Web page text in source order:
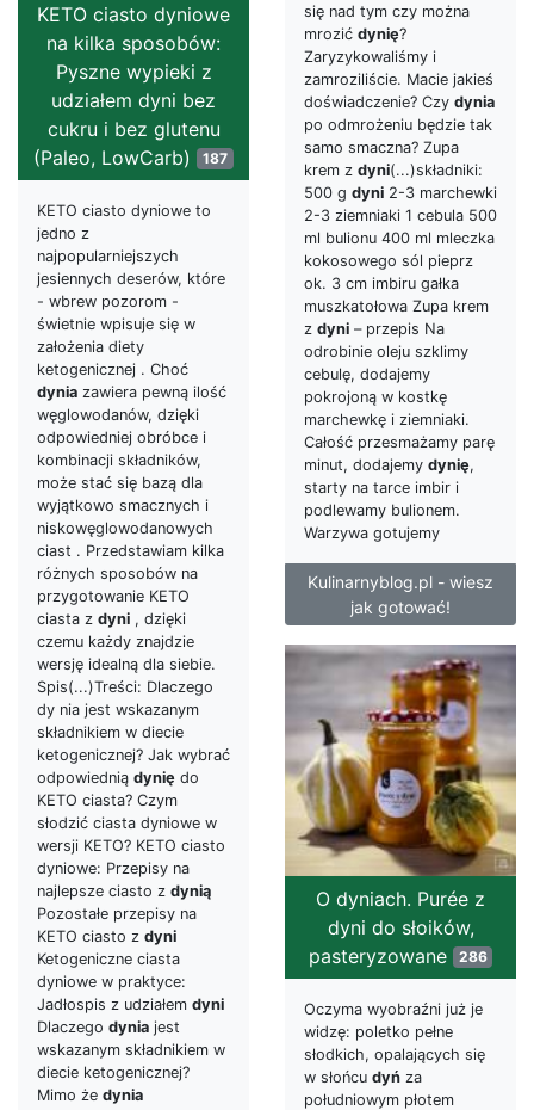
się nad tym czy można
mrozić dynię?
Zaryzykowaliśmy i
zamroziliście. Macie jakieś
doświadczenie? Czy dynia
po odmrożeniu będzie tak
samo smaczna? Zupa
krem z dyni(...)składniki:
500 g dyni 2-3 marchewki
2-3 ziemniaki 1 cebula 500
ml bulionu 400 ml mleczka
kokosowego sól pieprz
ok. 3 cm imbiru gałka
muszkatołowa Zupa krem
z dyni – przepis Na
odrobinie oleju szklimy
cebulę, dodajemy
pokrojoną w kostkę
marchewkę i ziemniaki.
Całość przesmażamy parę
minut, dodajemy dynię,
starty na tarce imbir i
podlewamy bulionem.
Warzywa gotujemy
Kulinarnyblog.pl - wiesz
jak gotować!
KETO ciasto dyniowe
na kilka sposobów:
Pyszne wypieki z
udziałem dyni bez
cukru i bez glutenu
(Paleo, LowCarb) 187
KETO ciasto dyniowe to
jedno z
najpopularniejszych
jesiennych deserów, które
- wbrew pozorom -
świetnie wpisuje się w
założenia diety
ketogenicznej . Choć
dynia zawiera pewną ilość
węglowodanów, dzięki
odpowiedniej obróbce i
kombinacji składników,
może stać się bazą dla
wyjątkowo smacznych i
niskowęglowodanowych
ciast . Przedstawiam kilka
różnych sposobów na
przygotowanie KETO
ciasta z dyni , dzięki
czemu każdy znajdzie
wersję idealną dla siebie.
Spis(...)Treści: Dlaczego
dy nia jest wskazanym
składnikiem w diecie
ketogenicznej? Jak wybrać
odpowiednią dynię do
KETO ciasta? Czym
słodzić ciasta dyniowe w
wersji KETO? KETO ciasto
dyniowe: Przepisy na
najlepsze ciasto z dynią
Pozostałe przepisy na
KETO ciasto z dyni
Ketogeniczne ciasta
dyniowe w praktyce:
Jadłospis z udziałem dyni
Dlaczego dynia jest
wskazanym składnikiem w
diecie ketogenicznej?
Mimo że dynia
O dyniach. Purée z
dyni do słoików,
pasteryzowane
286
Oczyma wyobraźni już je
widzę: poletko pełne
słodkich, opalających się
w słońcu dyń za
południowym płotem